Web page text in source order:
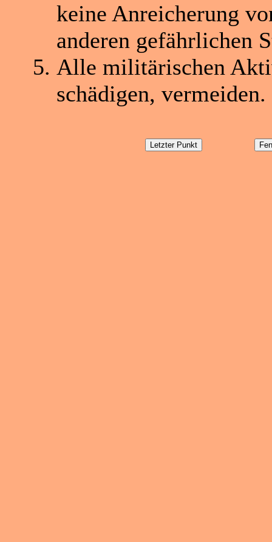
keine Anreicherung
anderen gefährlichen
Alle militärischen
schädigen, vermeiden.